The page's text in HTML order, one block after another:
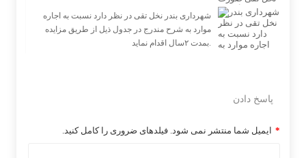
شهرداری بندر نخل تقی در نظر دارد نسبت به اجاره
موارد به شرح مندرج در جدول ذیل از طریق مزایده
بمدت ۲سال اقدام نماید.
پاسخ دادن
ایمیل شما منتشر نمی شود. فیلدهای ضروری را کامل کنید. *